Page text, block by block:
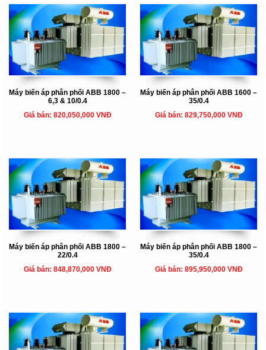
Máy biến áp phân phối ABB 1800 –
6,3 & 10/0.4
Giá bán: 820,050,000 VNĐ
Máy biến áp phân phối ABB 1600 –
35/0.4
Giá bán: 829,750,000 VNĐ
Máy biến áp phân phối ABB 1800 –
22/0.4
Giá bán: 848,870,000 VNĐ
Máy biến áp phân phối ABB 1800 –
35/0.4
Giá bán: 895,950,000 VNĐ